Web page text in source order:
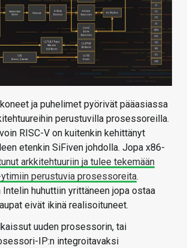
ja puhelimet pyörivät pääasiassa
perustuvilla prosessoreilla.
RISC-V on kuitenkin kehittänyt
etenkin SiFiven johdolla. Jopa x86-
arkkitehtuuriin ja tulee tekemään
perustuvia prosessoreita.
Intelin huhuttiin yrittäneen jopa ostaa
eivät ikinä realisoituneet.
uuden prosessorin, tai
IP:n integroitavaksi